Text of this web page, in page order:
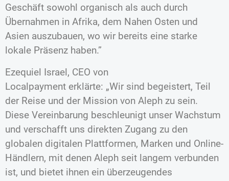
Geschäft sowohl organisch als auch durch
Übernahmen in Afrika, dem Nahen Osten und
Asien auszubauen, wo wir bereits eine starke
lokale Präsenz haben.”
Ezequiel Israel, CEO von
Localpayment erklärte: „Wir sind begeistert, Teil
der Reise und der Mission von Aleph zu sein.
Diese Vereinbarung beschleunigt unser Wachstum
und verschafft uns direkten Zugang zu den
globalen digitalen Plattformen, Marken und Online-
Händlern, mit denen Aleph seit langem verbunden
ist, und bietet ihnen ein überzeugendes